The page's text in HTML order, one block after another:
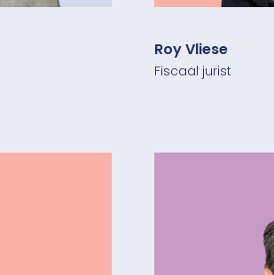
Roy Vliese
Fiscaal jurist